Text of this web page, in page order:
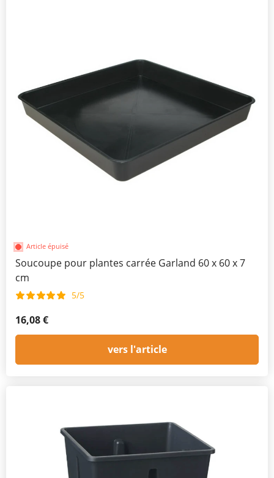
Article épuisé
Soucoupe pour plantes carrée Garland 60 x 60 x 7
cm
5/5
16,08 €
vers l'article